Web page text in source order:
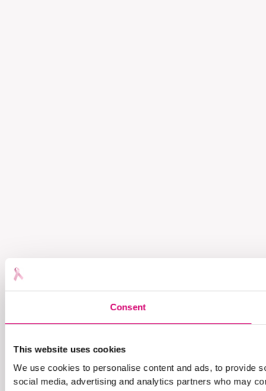
Consent
This website uses cookies
We use cookies to personalise content and ads, to provide
social media, advertising and analytics partners who may